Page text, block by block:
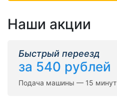
Наши акции
Быстрый переезд
за 540 рублей
Подача машины — 15 минут